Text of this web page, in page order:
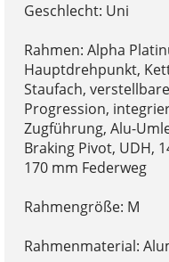
Geschlecht: Uni
Rahmen: Alpha
Hauptdrehpunkt,
Staufach,
Progression,
Zugführung, Alu-
Braking Pivot, UDH,
170 mm Federweg
Rahmengröße: M
Rahmenmaterial: